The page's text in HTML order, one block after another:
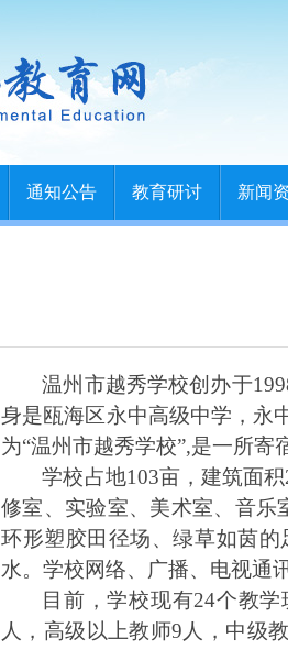
通知公告 教育研讨 新闻
温州市越秀学校创办于
身是瓯海区永中高级中学，永
为“温州市越秀学校”,是一所寄
学校占地103亩，建筑面积
修室、实验室、美术室、音乐
环形塑胶田径场、绿草如茵
水。学校网络、广播、电视通
目前，学校现有24个教学
人，高级以上教师9 人，中级